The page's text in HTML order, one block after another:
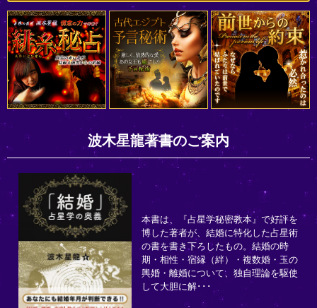
波木星龍著書のご案内
本書は、『占星学秘密教本』で好評を
博した著者が、結婚に特化した占星術
の書を書き下ろしたもの。結婚の時
期・相性・宿縁（絆）・複数婚・玉の
輿婚・離婚について、独自理論を駆使
して大胆に解･･･